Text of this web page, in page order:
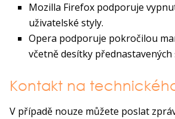
Mozilla Firefox podporuje
uživatelské styly.
Opera podporuje pokročilou
včetně desítky přednastavených
Kontakt na
V případě nouze můžete poslat